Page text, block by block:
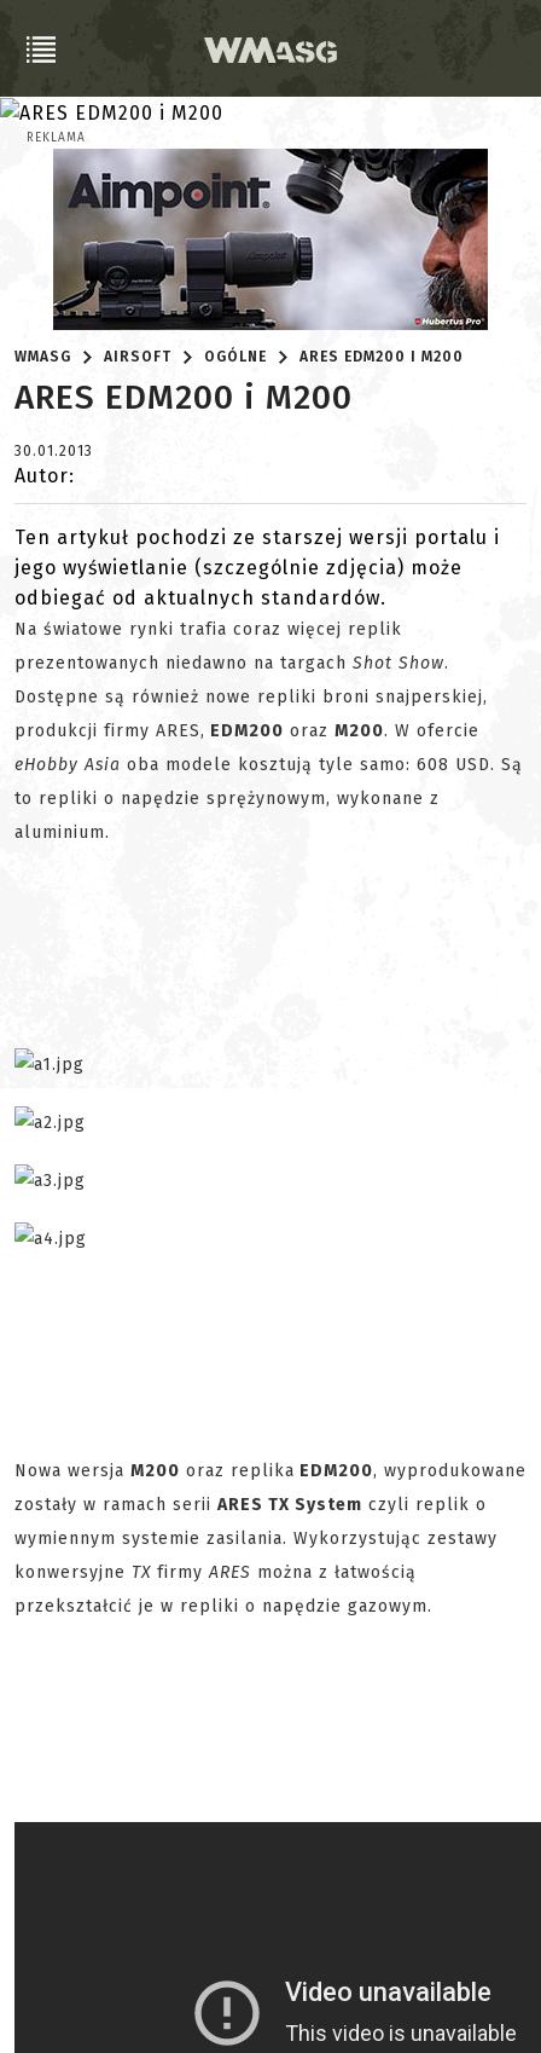
REKLAMA
WMASG AIRSOFT OGÓLNE ARES EDM200 I M200
ARES EDM200 i M200
30.01.2013
Autor:
Ten artykuł pochodzi ze starszej wersji portalu i
jego wyświetlanie (szczególnie zdjęcia) może
odbiegać od aktualnych standardów.
Na światowe rynki trafia coraz więcej replik
prezentowanych niedawno na targach Shot Show.
Dostępne są również nowe repliki broni snajperskiej,
produkcji firmy ARES, EDM200 oraz M200. W ofercie
eHobby Asia oba modele kosztują tyle samo: 608 USD. Są
to repliki o napędzie sprężynowym, wykonane z
aluminium.
Nowa wersja M200 oraz replika EDM200, wyprodukowane
zostały w ramach serii ARES TX System czyli replik o
wymiennym systemie zasilania. Wykorzystując zestawy
konwersyjne TX firmyARES można z łatwością
przekształcić je w repliki o napędzie gazowym.